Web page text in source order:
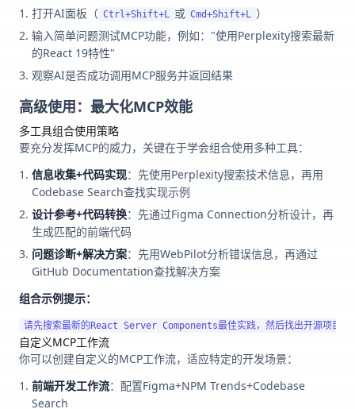
打开AI面板（ Ctrl+Shift+L 或 Cmd+Shift+L ）
输入简单问题测试MCP功能，例如："使用Perplexity搜索最新
的React 19特性"
观察AI是否成功调用MCP服务并返回结果
高级使用：最大化MCP效能
多工具组合使用策略
要充分发挥MCP的威力，关键在于学会组合使用多种工具：
信息收集+代码实现：先使用Perplexity搜索技术信息，再用
Codebase Search查找实现示例
设计参考+代码转换：先通过Figma Connection分析设计，再
生成匹配的前端代码
问题诊断+解决方案：先用WebPilot分析错误信息，再通过
GitHub Documentation查找解决方案
组合示例提示：
自定义MCP工作流
你可以创建自定义的MCP工作流，适应特定的开发场景：
前端开发工作流：配置Figma+NPM Trends+Codebase
Search